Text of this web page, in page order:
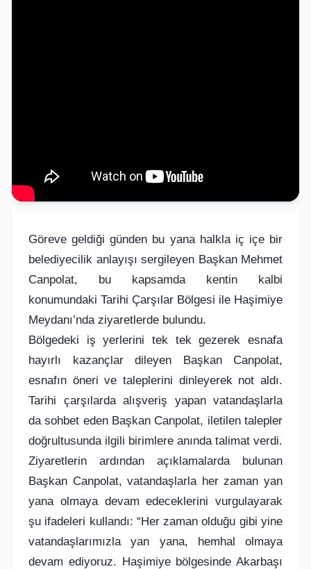
Göreve geldiği günden bu yana halkla iç içe bir
belediyecilik anlayışı sergileyen Başkan Mehmet
Canpolat, bu kapsamda kentin kalbi
konumundaki Tarihi Çarşılar Bölgesi ile Haşimiye
Meydanı’nda ziyaretlerde bulundu.
Bölgedeki iş yerlerini tek tek gezerek esnafa
hayırlı kazançlar dileyen Başkan Canpolat,
esnafın öneri ve taleplerini dinleyerek not aldı.
Tarihi çarşılarda alışveriş yapan vatandaşlarla
da sohbet eden Başkan Canpolat, iletilen talepler
doğrultusunda ilgili birimlere anında talimat verdi.
Ziyaretlerin ardından açıklamalarda bulunan
Başkan Canpolat, vatandaşlarla her zaman yan
yana olmaya devam edeceklerini vurgulayarak
şu ifadeleri kullandı: “Her zaman olduğu gibi yine
vatandaşlarımızla yan yana, hemhal olmaya
devam ediyoruz. Haşimiye bölgesinde Akarbaşı